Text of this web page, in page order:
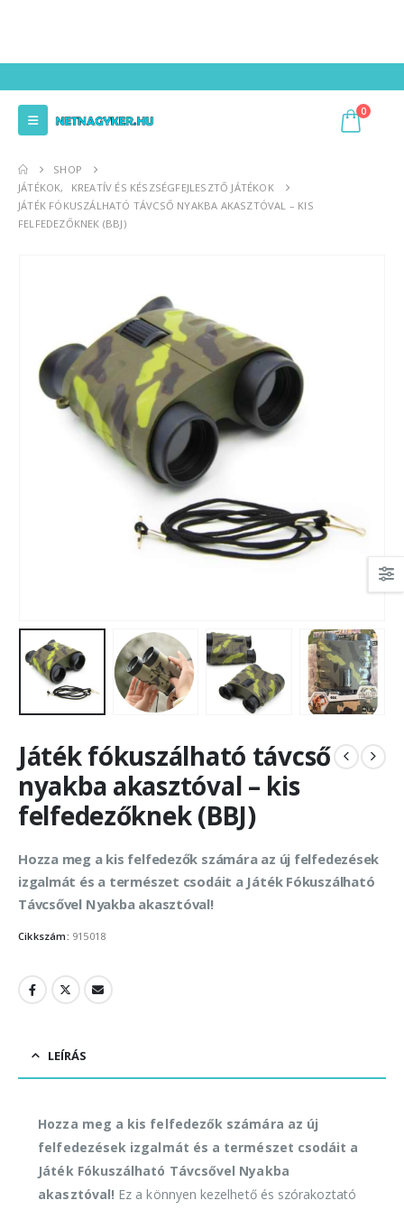
0
SHOP
JÁTÉKOK,
KREATÍV ÉS KÉSZSÉGFEJLESZTŐ JÁTÉKOK
JÁTÉK FÓKUSZÁLHATÓ TÁVCSŐ NYAKBA AKASZTÓVAL – KIS
FELFEDEZŐKNEK (BBJ)
Játék fókuszálható távcső
nyakba akasztóval – kis
felfedezőknek (BBJ)
Hozza meg a kis felfedezők számára az új felfedezések
izgalmát és a természet csodáit a Játék Fókuszálható
Távcsővel Nyakba akasztóval!
Cikkszám: 915018
LEÍRÁS
Hozza meg a kis felfedezők számára az új
felfedezések izgalmát és a természet csodáit a
Játék Fókuszálható Távcsővel Nyakba
akasztóval! Ez a könnyen kezelhető és szórakoztató